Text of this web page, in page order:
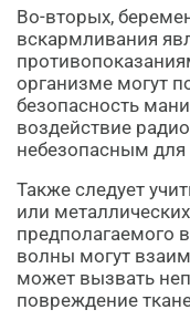
Во-вторых,
вскармливания
организме могут
безопасность
воздействие
небезопасным
Также следует
или
предполагаемого
волны могут
может вызвать
повреждение